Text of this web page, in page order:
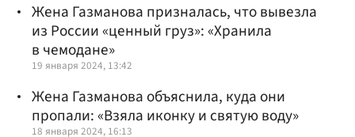
Жена Газманова призналась, что вывезла
из России «ценный груз»: «Хранила
в чемодане»
19 января 2024, 13:42
Жена Газманова объяснила, куда они
пропали: «Взяла иконку и святую воду»
18 января 2024, 16:13